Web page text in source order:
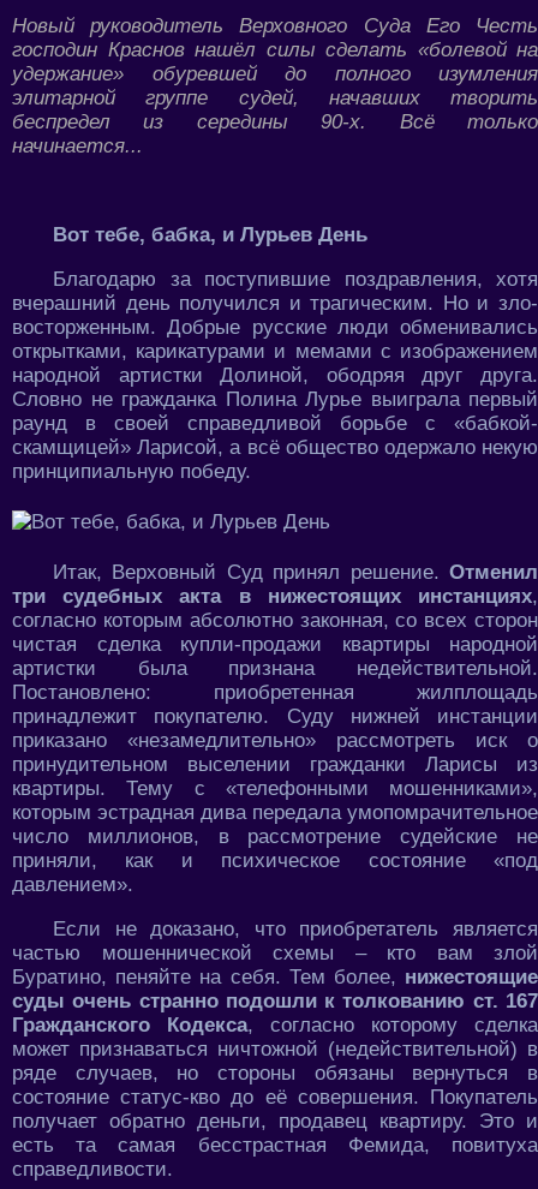
Новый руководитель Верховного Суда Его Честь
господин Краснов нашёл силы сделать «болевой на
удержание» обуревшей до полного изумления
элитарной группе судей, начавших творить
беспредел из середины 90-х. Всё только
начинается...
Вот тебе, бабка, и Лурьев День
Благодарю за поступившие поздравления, хотя
вчерашний день получился и трагическим. Но и зло-
восторженным. Добрые русские люди обменивались
открытками, карикатурами и мемами с изображением
народной артистки Долиной, ободряя друг друга.
Словно не гражданка Полина Лурье выиграла первый
раунд в своей справедливой борьбе с «бабкой-
скамщицей» Ларисой, а всё общество одержало некую
принципиальную победу.
Итак, Верховный Суд принял решение. Отменил
три судебных акта в нижестоящих инстанциях,
согласно которым абсолютно законная, со всех сторон
чистая сделка купли-продажи квартиры народной
артистки была признана недействительной.
Постановлено: приобретенная жилплощадь
принадлежит покупателю. Суду нижней инстанции
приказано «незамедлительно» рассмотреть иск о
принудительном выселении гражданки Ларисы из
квартиры. Тему с «телефонными мошенниками»,
которым эстрадная дива передала умопомрачительное
число миллионов, в рассмотрение судейские не
приняли, как и психическое состояние «под
давлением».
Если не доказано, что приобретатель является
частью мошеннической схемы – кто вам злой
Буратино, пеняйте на себя. Тем более, нижестоящие
суды очень странно подошли к толкованию ст. 167
Гражданского Кодекса, согласно которому сделка
может признаваться ничтожной (недействительной) в
ряде случаев, но стороны обязаны вернуться в
состояние статус-кво до её совершения. Покупатель
получает обратно деньги, продавец квартиру. Это и
есть та самая бесстрастная Фемида, повитуха
справедливости.